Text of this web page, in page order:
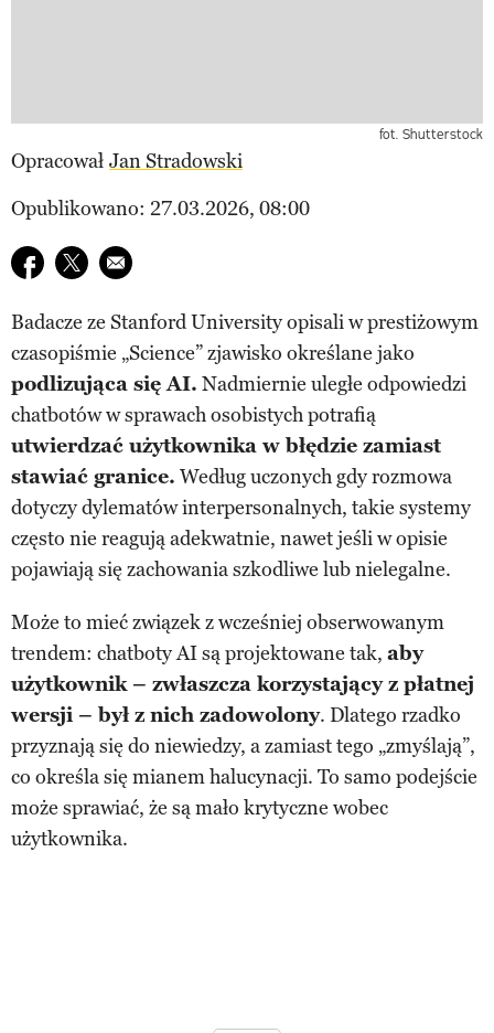
fot. Shutterstock
Opracował Jan Stradowski
Opublikowano: 27.03.2026, 08:00
Udostępnij na facebook
Udostępnij na twitter
E-mail do przyjaciela
Badacze ze Stanford University opisali w prestiżowym
czasopiśmie „Science” zjawisko określane jako
podlizująca się AI. Nadmiernie uległe odpowiedzi
chatbotów w sprawach osobistych potrafią
utwierdzać użytkownika w błędzie zamiast
stawiać granice. Według uczonych gdy rozmowa
dotyczy dylematów interpersonalnych, takie systemy
często nie reagują adekwatnie, nawet jeśli w opisie
pojawiają się zachowania szkodliwe lub nielegalne.
Może to mieć związek z wcześniej obserwowanym
trendem: chatboty AI są projektowane tak, aby
użytkownik – zwłaszcza korzystający z płatnej
wersji – był z nich zadowolony. Dlatego rzadko
przyznają się do niewiedzy, a zamiast tego „zmyślają”,
co określa się mianem halucynacji. To samo podejście
może sprawiać, że są mało krytyczne wobec
użytkownika.